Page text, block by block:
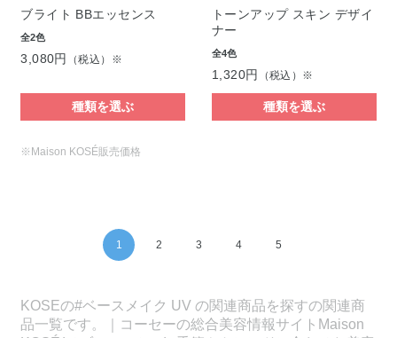
ブライト BBエッセンス
全2色
3,080円 （税込）※
種類を選ぶ
トーンアップ スキン デザイ
ナー
全4色
1,320円 （税込）※
種類を選ぶ
※Maison KOSÉ販売価格
1 2 3 4 5
KOSEの#ベースメイク UV の関連商品を探すの関連商
品一覧です。｜コーセーの総合美容情報サイトMaison